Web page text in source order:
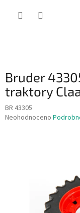
Bruder
traktory
BR 43305
Průměrné
Neohodnoceno